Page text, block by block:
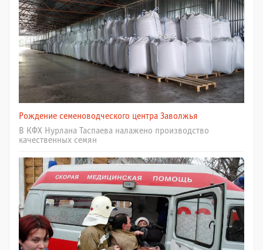
Рождение семеноводческого центра Заволжья
В КФХ Нурлана Таспаева налажено производство
качественных семян